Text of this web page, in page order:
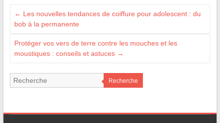
← Les nouvelles tendances de coiffure pour adolescent : du
bob à la permanente
Protéger vos vers de terre contre les mouches et les
moustiques : conseils et astuces →
Recherche